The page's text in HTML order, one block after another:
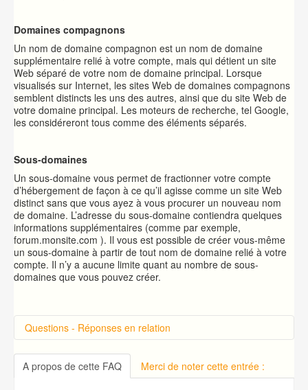
Domaines compagnons
Un nom de domaine compagnon est un nom de domaine
supplémentaire relié à votre compte, mais qui détient un site
Web séparé de votre nom de domaine principal. Lorsque
visualisés sur Internet, les sites Web de domaines compagnons
semblent distincts les uns des autres, ainsi que du site Web de
votre domaine principal. Les moteurs de recherche, tel Google,
les considéreront tous comme des éléments séparés.
Sous-domaines
Un sous-domaine vous permet de fractionner votre compte
d’hébergement de façon à ce qu’il agisse comme un site Web
distinct sans que vous ayez à vous procurer un nouveau nom
de domaine. L’adresse du sous-domaine contiendra quelques
informations supplémentaires (comme par exemple,
forum.monsite.com ). Il vous est possible de créer vous-même
un sous-domaine à partir de tout nom de domaine relié à votre
compte. Il n’y a aucune limite quant au nombre de sous-
domaines que vous pouvez créer.
Questions - Réponses en relation
Introduction sur cPanel
Connexion à cPanel
Changer le mot de passe d'accès à cPanel
A propos de cette FAQ Merci de noter cette entrée :